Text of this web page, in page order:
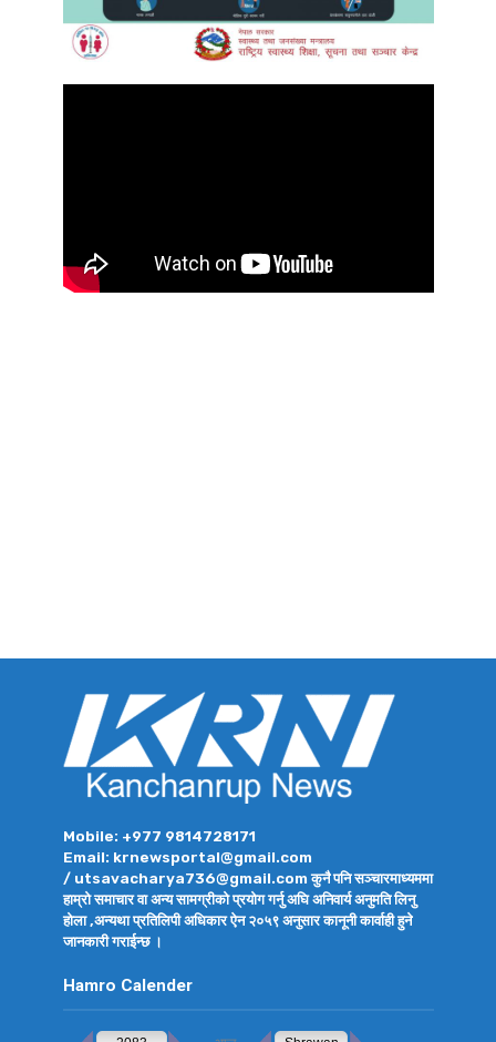
Mobile: +977 9814728171
Email: krnewsportal@gmail.com
/ utsavacharya736@gmail.com कुनै पनि सञ्चारमाध्यममा
हाम्रो समाचार वा अन्य सामग्रीको प्रयोग गर्नु अघि अनिवार्य अनुमति लिनु
होला ,अन्यथा प्रतिलिपी अधिकार ऐन २०५९ अनुसार कानूनी कार्वाही हुने
जानकारी गराईन्छ ।
Hamro Calender